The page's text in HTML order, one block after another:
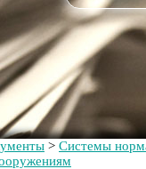
> Системы